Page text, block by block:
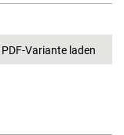
PDF-Variante laden